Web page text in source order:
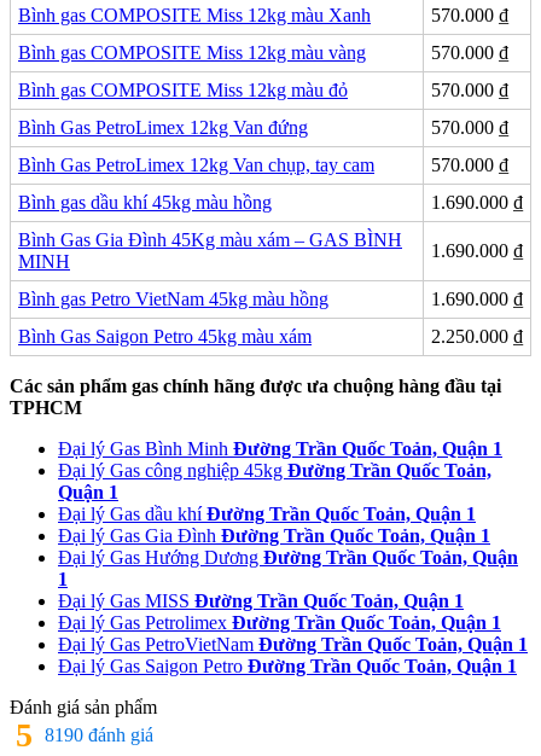
Bình gas COMPOSITE Miss 12kg màu Xanh 570.000 ₫
Bình gas COMPOSITE Miss 12kg màu vàng
570.000 ₫
Bình gas COMPOSITE Miss 12kg màu đỏ
570.000 ₫
Bình Gas PetroLimex 12kg Van đứng
570.000 ₫
Bình Gas PetroLimex 12kg Van chụp, tay cam
570.000 ₫
Bình gas dầu khí 45kg màu hồng
1.690.000 ₫
Bình Gas Gia Đình 45Kg màu xám – GAS BÌNH
MINH
1.690.000 ₫
Bình gas Petro VietNam 45kg màu hồng 1.690.000 ₫
Bình Gas Saigon Petro 45kg màu xám
2.250.000 ₫
Các sản phẩm gas chính hãng được ưa chuộng hàng đầu tại
TPHCM
Đại lý Gas Bình Minh Đường Trần Quốc Toản, Quận 1
Đại lý Gas công nghiệp 45kg Đường Trần Quốc Toản,
Quận 1
Đại lý Gas dầu khíĐường Trần Quốc Toản, Quận 1
Đại lý Gas Gia Đình Đường Trần Quốc Toản, Quận 1
Đại lý Gas Hướng Dương Đường Trần Quốc Toản, Quận
1
Đại lý Gas MISS Đường Trần Quốc Toản, Quận 1
Đại lý Gas Petrolimex Đường Trần Quốc Toản, Quận 1
Đại lý Gas PetroVietNam Đường Trần Quốc Toản, Quận 1
Đại lý Gas Saigon Petro Đường Trần Quốc Toản, Quận 1
Đánh giá sản phẩm
5 8190 đánh giá